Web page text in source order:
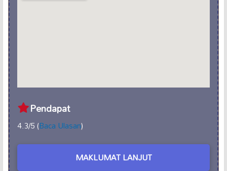
Pendapat
4.3/5 (Baca Ulasan)
MAKLUMAT LANJUT